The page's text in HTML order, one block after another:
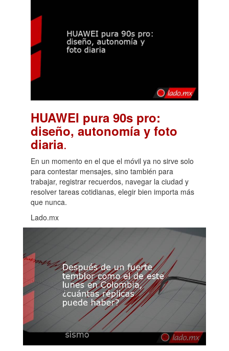
HUAWEI pura 90s pro:
diseño, autonomía y foto
diaria.
En un momento en el que el móvil ya no sirve solo
para contestar mensajes, sino también para
trabajar, registrar recuerdos, navegar la ciudad y
resolver tareas cotidianas, elegir bien importa más
que nunca.
Lado.mx